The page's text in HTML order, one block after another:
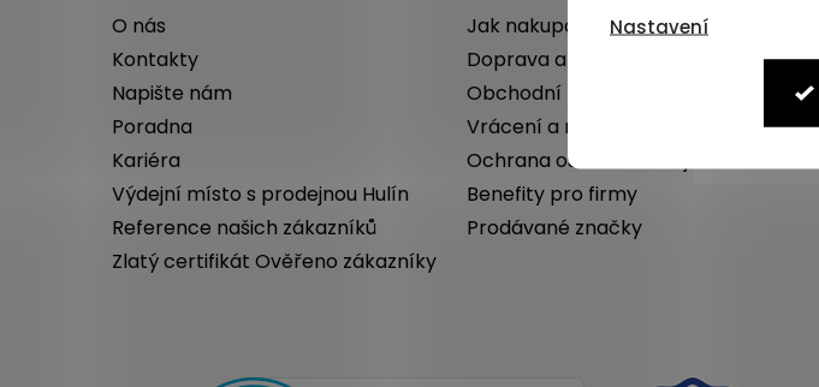
Nastavení
O nás
Kontakty
Napište nám
Poradna
Kariéra
Výdejní místo s prodejnou Hulín
Reference našich zákazníků
Zlatý certifikát Ověřeno zákazníky
Jak nakupovat
Doprava a platba
Obchodní podmínky
Vrácení a reklamace
Ochrana osobních údajů
Benefity pro firmy
Prodávané značky